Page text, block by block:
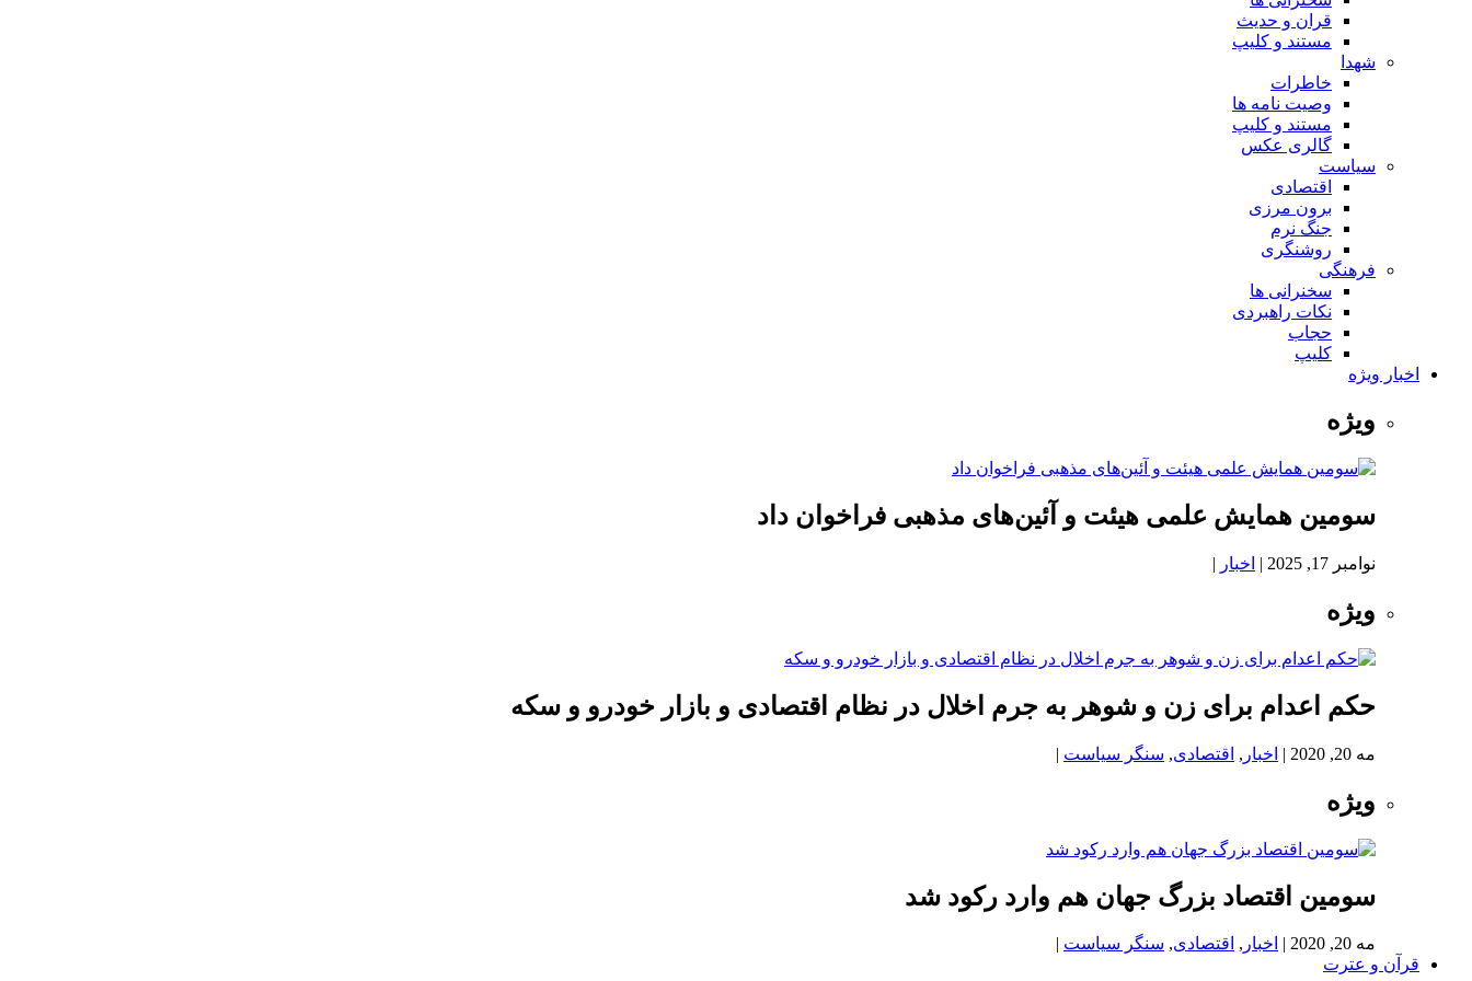
قران و حدیث
مستند و کلیپ
شهدا
خاطرات
وصیت نامه ها
مستند و کلیپ
گالری عکس
سیاست
اقتصادی
برون مرزی
جنگ نرم
روشنگری
فرهنگی
سخنرانی ها
نکات راهبردی
حجاب
کلیپ
اخبار ویژه
ویژه
سومین همایش علمی هیئت و آئین‌های مذهبی فراخوان داد
نوامبر 17, 2025 | اخبار |
ویژه
حکم اعدام برای زن و شوهر به جرم اخلال در نظام اقتصادی و بازار خودرو و سکه
مه 20, 2020 | اخبار , اقتصادی, سنگر سیاست |
ویژه
سومین اقتصاد بزرگ جهان هم وارد رکود شد
مه 20, 2020 | اخبار , اقتصادی, سنگر سیاست |
قرآن و عترت